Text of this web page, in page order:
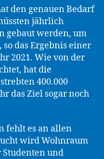
den genauen Bedarf
jährlich
gebaut werden, um
das Ergebnis einer
2021. Wie von der
hat die
400.000
das Ziel sogar noch
fehlt es an allen
wird Wohnraum
und